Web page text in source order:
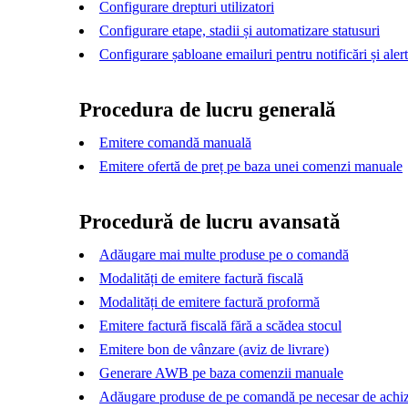
Configurare drepturi utilizatori
Configurare etape, stadii și automatizare statusuri
Configurare șabloane emailuri pentru notificări și
Procedura de lucru generală
Emitere comandă manuală
Emitere ofertă de preț pe baza unei comenzi manuale
Procedură de lucru avansată
Adăugare mai multe produse pe o comandă
Modalități de emitere factură fiscală
Modalități de emitere factură proformă
Emitere factură fiscală fără a scădea stocul
Emitere bon de vânzare (aviz de livrare)
Generare AWB pe baza comenzii manuale
Adăugare produse de pe comandă pe necesar de